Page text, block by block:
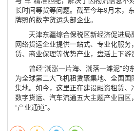
长时间等货等问题。截至今年9月末，
牌照的数字货运头部企业。
天津东疆综合保税区新经济促进局
网络货运企业提供一站式、专业化服
赁、商业保理等优势产业，盘活上下游
曾经“潮涨一片海、潮落一滩泥”的
为全球第二大飞机租赁聚集地、全国
集地。如今，这里正在建设融资租赁、
数字货运、汽车流通五大主题产业园区
“产业通道”。